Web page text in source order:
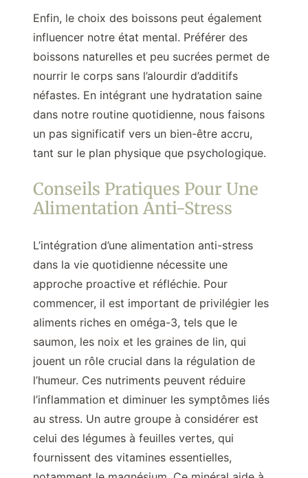
Enfin, le choix des boissons peut également
influencer notre état mental. Préférer des
boissons naturelles et peu sucrées permet de
nourrir le corps sans l’alourdir d’additifs
néfastes. En intégrant une hydratation saine
dans notre routine quotidienne, nous faisons
un pas significatif vers un bien-être accru,
tant sur le plan physique que psychologique.
Conseils Pratiques Pour Une
Alimentation Anti-Stress
L’intégration d’une alimentation anti-stress
dans la vie quotidienne nécessite une
approche proactive et réfléchie. Pour
commencer, il est important de privilégier les
aliments riches en oméga-3, tels que le
saumon, les noix et les graines de lin, qui
jouent un rôle crucial dans la régulation de
l’humeur. Ces nutriments peuvent réduire
l’inflammation et diminuer les symptômes liés
au stress. Un autre groupe à considérer est
celui des légumes à feuilles vertes, qui
fournissent des vitamines essentielles,